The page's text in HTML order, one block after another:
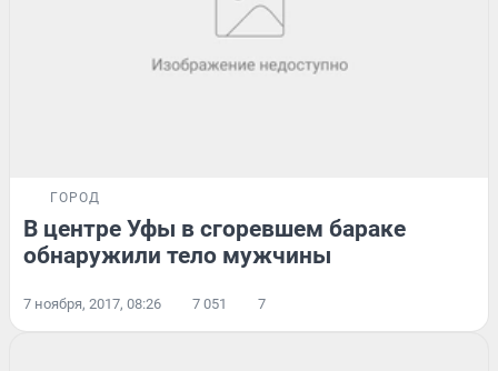
ГОРОД
В центре Уфы в сгоревшем бараке
обнаружили тело мужчины
7 ноября, 2017, 08:26 7 051 7